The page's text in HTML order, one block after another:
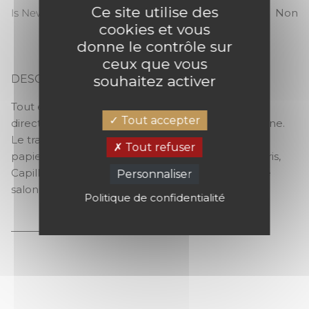
Is New Non
DESCRIPTION
Tout en finesse, les graminées semblent avoir été
directement dessinées sur le mur à l’encre de chine.
Le trait léger et précis fait danser les tiges sur ce
papier-peint panoramique. Décliné en deux coloris,
Capillaris s’offre une place de choix sur un mur de
salon ou dans une chambre d’enfant.
Ce site utilise des
cookies et vous
donne le contrôle sur
ceux que vous
souhaitez activer
Tout accepter
Tout refuser
Personnaliser
Politique de confidentialité